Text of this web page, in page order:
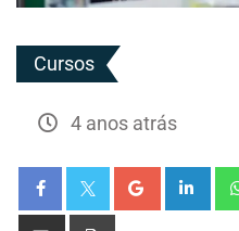
Cursos
4 anos atrás